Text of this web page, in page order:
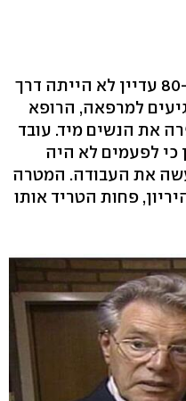
בשנות ה-70 וראשית שנות ה-80 עדיין לא הייתה דרך
למרפאה, הרופא
את הנשים מיד. עובד
כי לפעמים לא היה
עשה את העבודה. המטרה
פחות הטריד אותו